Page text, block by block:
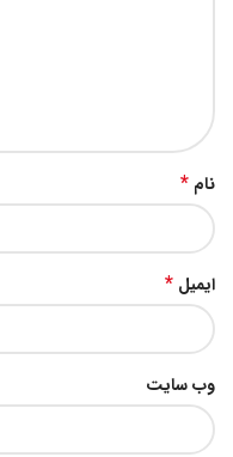
نام *
ایمیل *
وب‌ سایت